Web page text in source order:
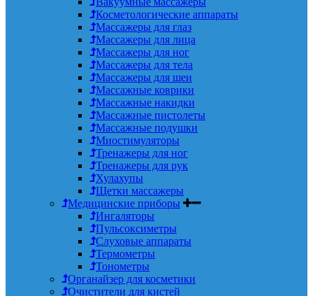
Косметологические аппараты
Массажеры для глаз
Массажеры для лица
Массажеры для ног
Массажеры для тела
Массажеры для шеи
Массажные коврики
Массажные накидки
Массажные пистолеты
Массажные подушки
Миостимуляторы
Тренажеры для ног
Тренажеры для рук
Хулахупы
Щетки массажеры
Медицинские приборы
Ингаляторы
Пульсоксиметры
Слуховые аппараты
Термометры
Тонометры
Органайзер для косметики
Очистители для кистей